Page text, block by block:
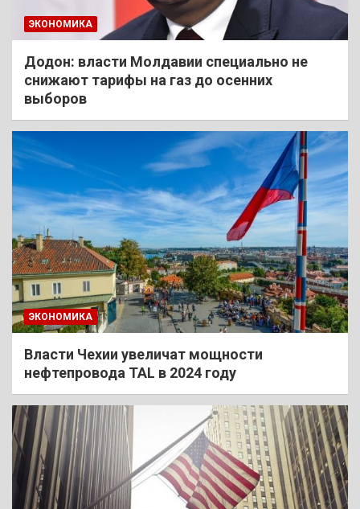
ЭКОНОМИКА
Додон: власти Молдавии специально не
снижают тарифы на газ до осенних
выборов
ЭКОНОМИКА
Власти Чехии увеличат мощности
нефтепровода TAL в 2024 году